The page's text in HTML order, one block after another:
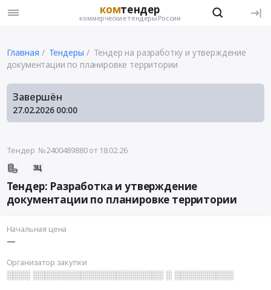
комтендер
коммерческие тендеры России
Главная Тендеры
Тендер на разработку и утверждение
документации по планировке территории
Завершён
27.02.2026 00:00
Тендер №2400489880от 18.02.26
Тендер: Разработка и утверждение
документации по планировке территории
Начальная цена
—
Организатор закупки
░░░░ ░░░░░░░░░░░░░░░░░░░░░░ ░ ░░░░░░░░░░